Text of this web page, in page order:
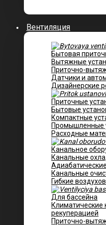
Вентиляция
Бытовая
Вытяжные
Приточно-
Датчики и
Дизайнерские
Приточные
Бытовые
Компактные
Промышленные
Расходные
Канальное
Канальные
Канальные
Гибкие
Для бассейна
Климатические
рекуперацией
Приточно-